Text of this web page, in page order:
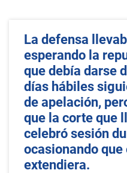
La defensa
esperando la
que debía darse
días hábiles
de apelación,
que la corte que
celebró sesión
ocasionando que
extendiera.